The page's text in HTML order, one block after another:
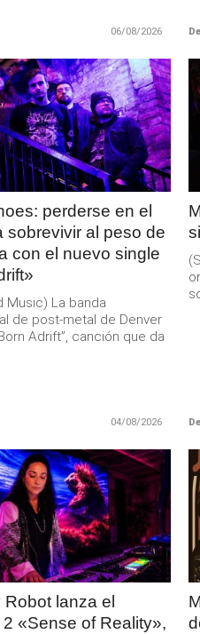
06/08/2026
LEER
MAS
perderse en el
sobrevivir al peso de
con el nuevo single
Music) La banda
de post-metal de Denver
Adrift”, canción que da
04/08/2026
LEER
MAS
lanza el
«Sense of Reality»,